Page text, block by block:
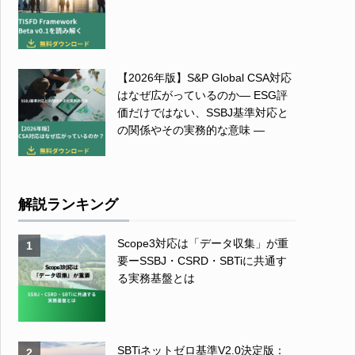
【2026年版】S&P Global CSA対応
はなぜ広がっているのか― ESG評
価だけではない、SSBJ基準対応と
の関係やその実務的な意味 ―
解説ランキング
1
Scope3対応は「データ収集」が重
要ーSSBJ・CSRD・SBTiに共通す
る実務基盤とは
SBTiネットゼロ基準V2.0決定版：